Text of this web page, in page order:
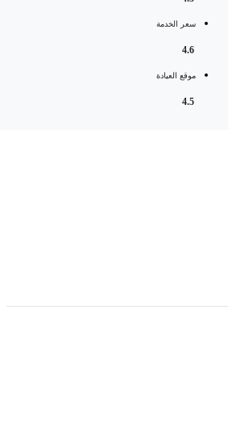
سعر الخدمة
موقع العيادة